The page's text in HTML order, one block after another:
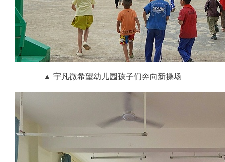
▲ 宇凡微希望幼儿园孩子们奔向新操场